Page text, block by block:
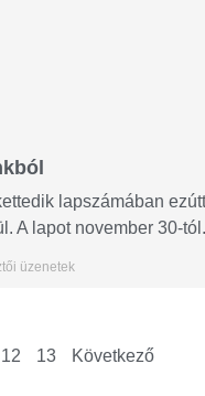
lapszámában
A lapot november 30-
üzenetek
12 13 Következő